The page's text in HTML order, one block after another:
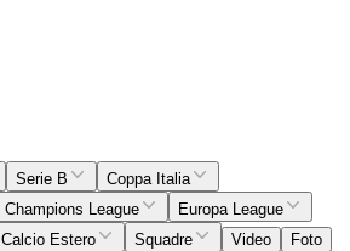
Serie B
Coppa Italia
Champions League
Europa League
Calcio Estero Squadre Video
Foto